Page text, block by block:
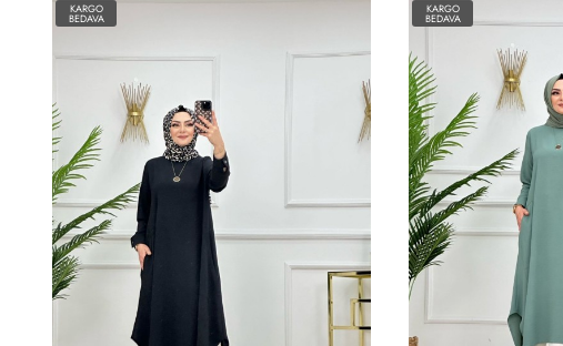
KARGO
BEDAVA
KARGO
BEDAVA